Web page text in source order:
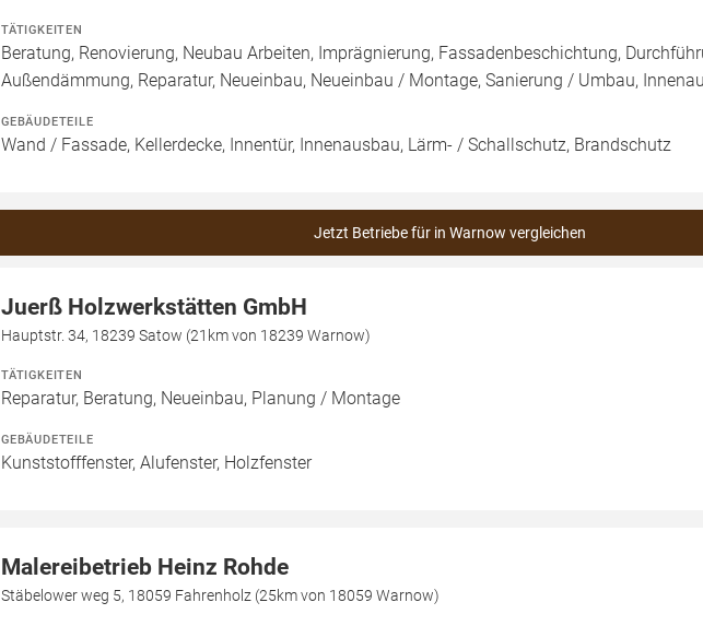
TÄTIGKEITEN
Beratung, Renovierung, Neubau Arbeiten, Imprägnierung, Fassadenbeschichtung,
Außendämmung, Reparatur, Neueinbau, Neueinbau / Montage, Sanierung / Umbau,
GEBÄUDETEILE
Wand / Fassade, Kellerdecke, Innentür, Innenausbau, Lärm- / Schallschutz, Brandschutz
Jetzt Betriebe für in Warnow vergleichen
Juerß Holzwerkstätten GmbH
Hauptstr. 34, 18239 Satow (21km von 18239 Warnow)
TÄTIGKEITEN
Reparatur, Beratung, Neueinbau, Planung / Montage
GEBÄUDETEILE
Kunststofffenster, Alufenster, Holzfenster
Malereibetrieb Heinz Rohde
Stäbelower weg 5, 18059 Fahrenholz (25km von 18059 Warnow)